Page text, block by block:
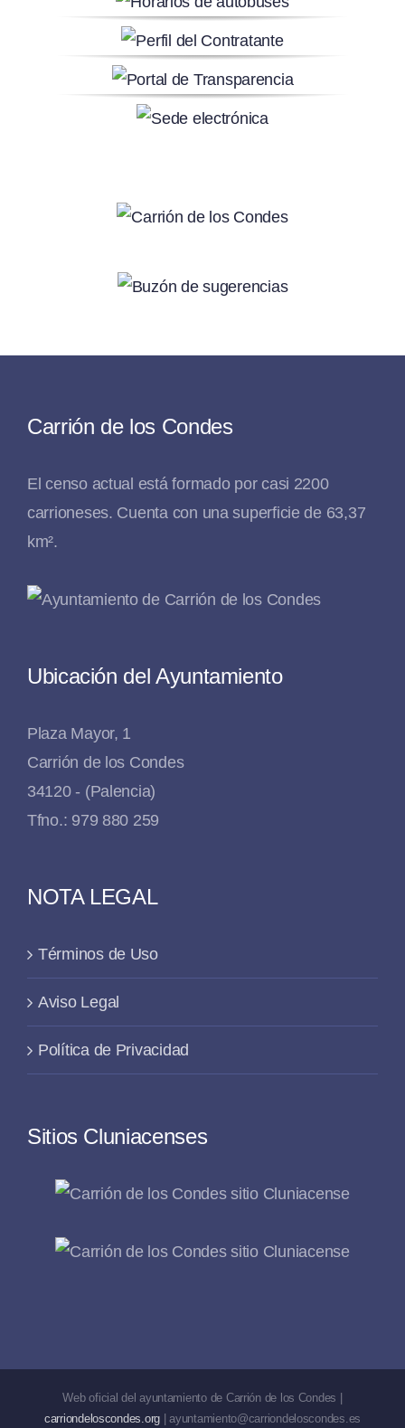
Carrión de los Condes
El censo actual está formado por casi 2200
carrioneses. Cuenta con una superficie de 63,37
km².
Ubicación del Ayuntamiento
Plaza Mayor, 1
Carrión de los Condes
34120 - (Palencia)
Tfno.: 979 880 259
NOTA LEGAL
Términos de Uso
Aviso Legal
Política de Privacidad
Sitios Cluniacenses
Web oficial del ayuntamiento de Carrión de los Condes |
carriondeloscondes.org | ayuntamiento@carriondeloscondes.es